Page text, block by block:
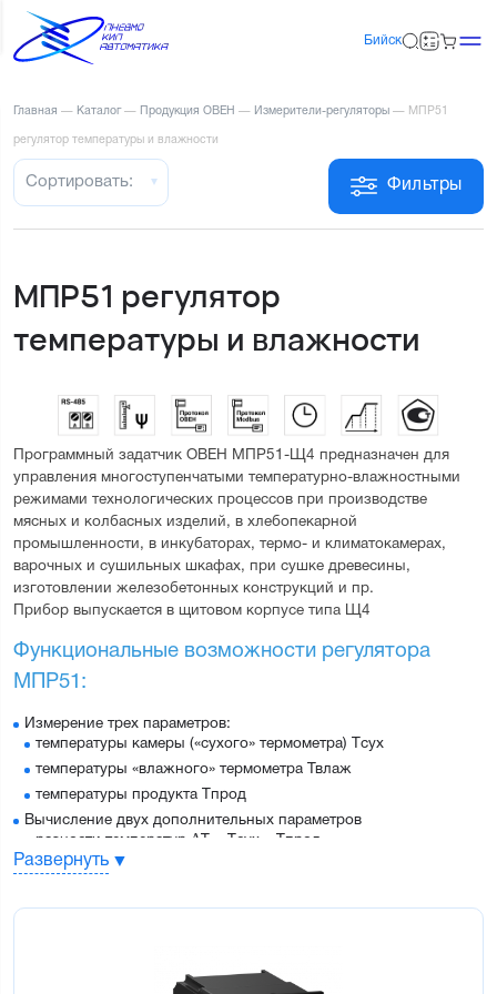
Бийск
Главная — Каталог — Продукция ОВЕН — Измерители-регуляторы — МПР51
регулятор температуры и влажности
Фильтры
Сортировать:
МПР51 регулятор
температуры и влажности
Программный задатчик ОВЕН МПР51-Щ4 предназначен для
управления многоступенчатыми температурно-влажностными
режимами технологических процессов при производстве
мясных и колбасных изделий, в хлебопекарной
промышленности, в инкубаторах, термо- и климатокамерах,
варочных и сушильных шкафах, при сушке древесины,
изготовлении железобетонных конструкций и пр.
Прибор выпускается в щитовом корпусе типа Щ4
Функциональные возможности регулятора
МПР51:
Измерение трех параметров:
температуры камеры («сухого» термометра) Тсух
температуры «влажного» термометра Твлаж
температуры продукта Тпрод
Вычисление двух дополнительных параметров
разности температур ΔТ = Тсух – Тпрод
влажности Ψ психрометрическим методом (по показаниям
Два ПИД-регулятора для поддержания любых двух из пяти
охладительных систем, задвижек и других исполнительных
Развернуть